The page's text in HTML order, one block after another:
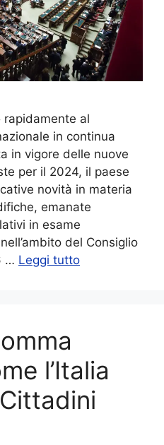
rapidamente al
in continua
in vigore delle nuove
per il 2024, il paese
novità in materia
emanate
in esame
del Consiglio
… Leggi tutto
l’Italia